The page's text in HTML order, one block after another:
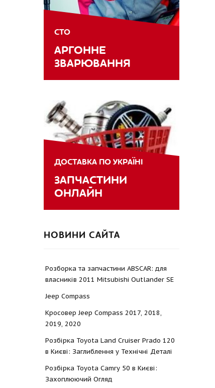
СТО
АРГОННЕ
ЗВАРЮВАННЯ
ДОСТАВКА ПО УКРАЇНІ
ЗАПЧАСТИНИ
ОНЛАЙН
НОВИНИ САЙТА
Розборка та запчастини ABSCAR: для
власників 2011 Mitsubishi Outlander SE
Jeep Compass
Кросовер Jeep Compass 2017, 2018,
2019, 2020
Розбірка Toyota Land Cruiser Prado 120
в Києві: Заглиблення у Технічні Деталі
Розбірка Toyota Camry 50 в Києві:
Захоплюючий Огляд